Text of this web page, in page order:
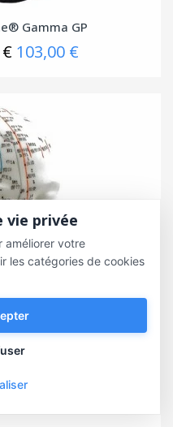
Gamma GP
103,00 €
vie privée
améliorer votre
les catégories de cookies